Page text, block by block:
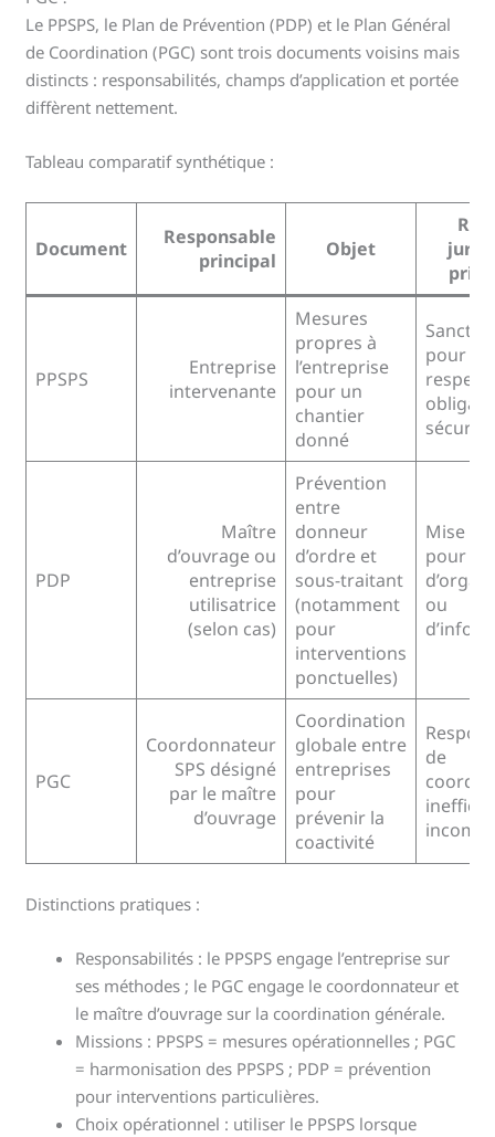
Le PPSPS, le Plan de Prévention (PDP) et le Plan Général
de Coordination (PGC) sont trois documents voisins mais
distincts : responsabilités, champs d’application et portée
diffèrent nettement.
Tableau comparatif synthétique :
Document
Responsable
principal
Objet
PPSPS
Entreprise
intervenante
Mesures
propres à
l’entreprise
pour un
chantier
donné
pour
respect
sécurité
PDP
Maître
d’ouvrage ou
entreprise
utilisatrice
(selon cas)
Prévention
entre
donneur
d’ordre et
sous-traitant
(notamment
pour
interventions
ponctuelles)
Mise
pour
ou
PGC
Coordonnateur
SPS désigné
par le maître
d’ouvrage
Coordination
globale entre
entreprises
pour
prévenir la
coactivité
de
Distinctions pratiques :
Responsabilités : le PPSPS engage l’entreprise sur
ses méthodes ; le PGC engage le coordonnateur et
le maître d’ouvrage sur la coordination générale.
Missions : PPSPS = mesures opérationnelles ; PGC
= harmonisation des PPSPS ; PDP = prévention
pour interventions particulières.
Choix opérationnel : utiliser le PPSPS lorsque